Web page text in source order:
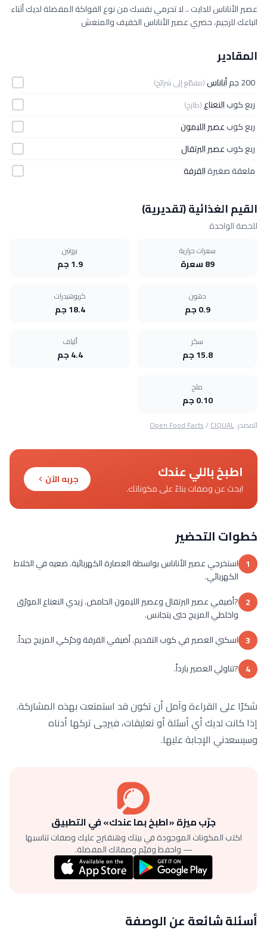
عصير الأناناس للدايت .. لا تحرمي نفسك من نوع الفواكة المفضلة لديك أثناء
اتباعك للرجيم، حضري عصير الأناناس الخفيف والمنعش
المقادير
200 جم أناناس(مقطّع إلى شرائح)
ربع كوبالنعناع(طازج)
ربع كوبعصير الليمون
ربع كوبعصير البرتقال
ملعقة صغيرةالقرفة
القيم الغذائية (تقديرية)
للحصة الواحدة
سعرات حرارية
89 سعرة
بروتين
1.9 جم
دهون
0.9 جم
كربوهيدرات
18.4 جم
سكر
15.8 جم
ألياف
4.4 جم
ملح
0.10 جم
المصدر: Open Food Facts/CIQUAL
اطبخ باللي عندك
ابحث عن وصفات بناءً على مكوناتك.
جربه الآن
خطوات التحضير
1 استخرجي عصير الأناناس بواسطة العصارة الكهربائية. ضعيه في الخلاط
الكهربائي.
2 ?أضيفي عصير البرتقال وعصير الليمون الحامض. زيدي النعناع المورّق
واخلطي المزيج حتى يتجانس.
3 اسكبي العصير في كوب التقديم. أضيفي القرفة وحرّكي المزيج جيداً.
4 ?تناولي العصير بارداً.
شكرًا على القراءة وآمل أن تكون قد استمتعت بهذه المشاركة.
إذا كانت لديك أي أسئلة أو تعليقات، فيرجى تركها أدناه
وسيسعدني الإجابة عليها.
جرّب ميزة «اطبخ بما عندك» في التطبيق
اكتب المكونات الموجودة في بيتك وهنقترح عليك وصفات تناسبها
— واحفظ وقيّم وصفاتك المفضلة.
أسئلة شائعة عن الوصفة